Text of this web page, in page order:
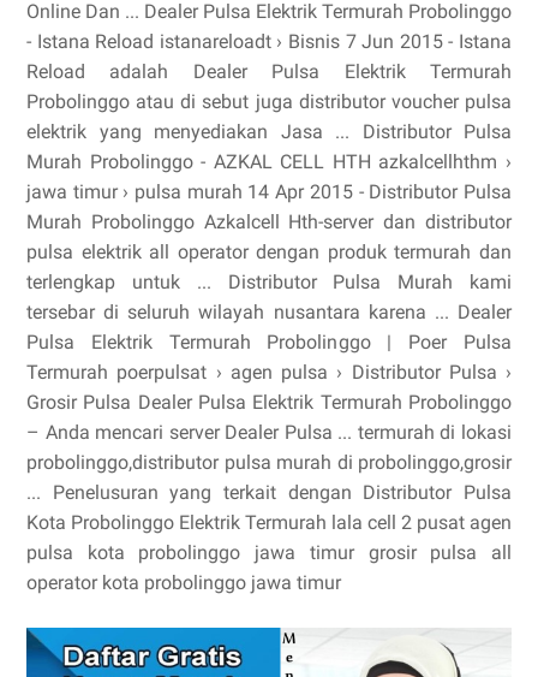
Online Dan ... Dealer Pulsa Elektrik Termurah Probolinggo
- Istana Reload istanareloadt › Bisnis 7 Jun 2015 - Istana
Reload adalah Dealer Pulsa Elektrik Termurah
Probolinggo atau di sebut juga distributor voucher pulsa
elektrik yang menyediakan Jasa ... Distributor Pulsa
Murah Probolinggo - AZKAL CELL HTH azkalcellhthm ›
jawa timur › pulsa murah 14 Apr 2015 - Distributor Pulsa
Murah Probolinggo Azkalcell Hth-server dan distributor
pulsa elektrik all operator dengan produk termurah dan
terlengkap untuk ... Distributor Pulsa Murah kami
tersebar di seluruh wilayah nusantara karena ... Dealer
Pulsa Elektrik Termurah Probolinggo | Poer Pulsa
Termurah poerpulsat › agen pulsa › Distributor Pulsa ›
Grosir Pulsa Dealer Pulsa Elektrik Termurah Probolinggo
– Anda mencari server Dealer Pulsa ... termurah di lokasi
probolinggo,distributor pulsa murah di probolinggo,grosir
... Penelusuran yang terkait dengan Distributor Pulsa
Kota Probolinggo Elektrik Termurah lala cell 2 pusat agen
pulsa kota probolinggo jawa timur grosir pulsa all
operator kota probolinggo jawa timur